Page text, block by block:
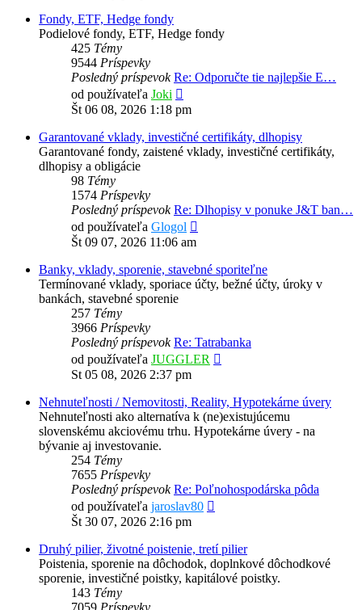
Fondy, ETF, Hedge fondy
Podielové fondy, ETF, Hedge fondy
425 Témy
9544 Príspevky
Posledný príspevok Re: Odporučte tie najlepšie E…
od používateľa Joki
posledný
Št 06 08, 2026 1:18 pm
Garantované vklady, investičné certifikáty, dlhopisy
Garantované fondy, zaistené vklady, investičné certifikáty,
dlhopisy a obligácie
98 Témy
1574 Príspevky
Posledný príspevok Re: Dlhopisy v ponuke J&T ban…
od používateľa Glogol
Št 09 07, 2026 11:06 am
Banky, vklady, sporenie, stavebné sporiteľne
Termínované vklady, sporiace účty, bežné účty, úroky v
bankách, stavebné sporenie
257 Témy
3966 Príspevky
Posledný príspevok Re: Tatrabanka
od používateľa JUGGLER
St 05 08, 2026 2:37 pm
Nehnuteľnosti / Nemovitosti, Reality, Hypotekárne úvery
Nehnuteľnosti ako alternatíva k (ne)existujúcemu
slovenskému akciovému trhu. Hypotekárne úvery - na
bývanie aj investovanie.
254 Témy
7655 Príspevky
Posledný príspevok Re: Poľnohospodárska pôda
od používateľa jaroslav80
Št 30 07, 2026 2:16 pm
Druhý pilier, životné poistenie, tretí pilier
Poistenia, sporenie na dôchodok, doplnkové dôchodkové
sporenie, investičné poistky, kapitálové poistky.
143 Témy
7059 Príspevky